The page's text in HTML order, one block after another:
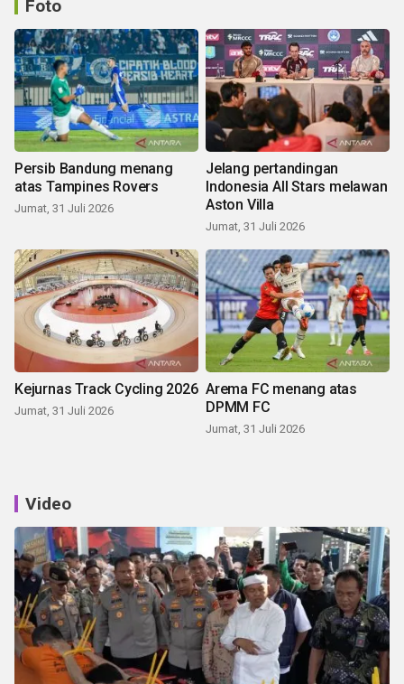
Foto
Persib Bandung menang
atas Tampines Rovers
Jumat, 31 Juli 2026
Jelang pertandingan
Indonesia All Stars melawan
Aston Villa
Jumat, 31 Juli 2026
Kejurnas Track Cycling 2026
Jumat, 31 Juli 2026
Arema FC menang atas
DPMM FC
Jumat, 31 Juli 2026
Video